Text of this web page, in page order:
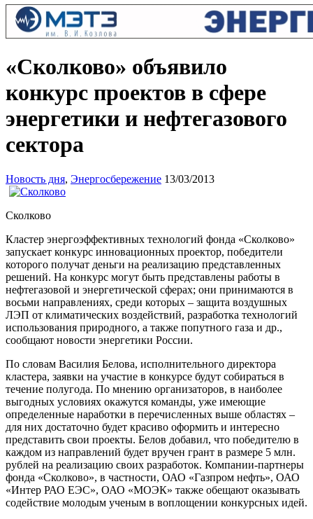
«Сколково» объявило
конкурс проектов в сфере
энергетики и нефтегазового
сектора
Новость дня, Энергосбережение 13/03/2013
Сколково
Кластер энергоэффективных технологий фонда «Сколково»
запускает конкурс инновационных проектор, победители
которого получат деньги на реализацию представленных
решений. На конкурс могут быть представлены работы в
нефтегазовой и энергетической сферах; они принимаются в
восьми направлениях, среди которых – защита воздушных
ЛЭП от климатических воздействий, разработка технологий
использования природного, а также попутного газа и др.,
сообщают новости энергетики России.
По словам Василия Белова, исполнительного директора
кластера, заявки на участие в конкурсе будут собираться в
течение полугода. По мнению организаторов, в наиболее
выгодных условиях окажутся команды, уже имеющие
определенные наработки в перечисленных выше областях –
для них достаточно будет красиво оформить и интересно
представить свои проекты. Белов добавил, что победителю в
каждом из направлений будет вручен грант в размере 5 млн.
рублей на реализацию своих разработок. Компании-партнеры
фонда «Сколково», в частности, ОАО «Газпром нефть», ОАО
«Интер РАО ЕЭС», ОАО «МОЭК» также обещают оказывать
содействие молодым ученым в воплощении конкурсных идей.